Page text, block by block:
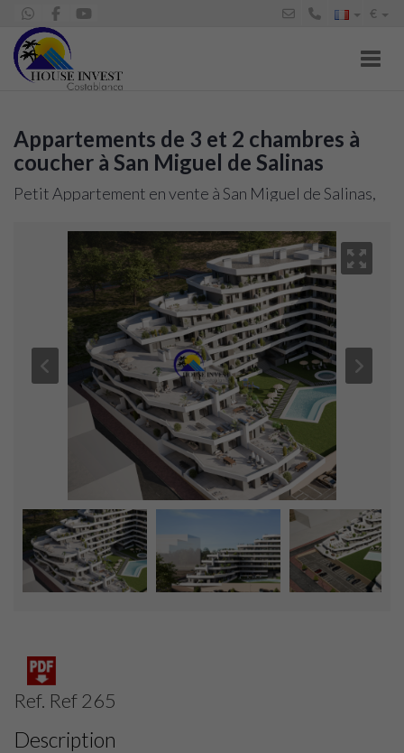
€
Appartements de 3 et 2 chambres à
coucher à San Miguel de Salinas
Petit Appartement en vente à San Miguel de Salinas,
Ref. Ref 265
Description